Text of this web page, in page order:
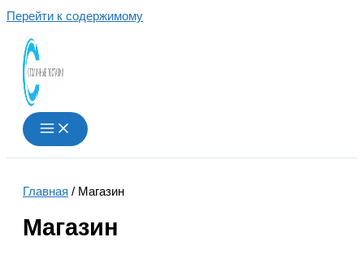
Перейти к содержимому
Главная / Магазин
Магазин